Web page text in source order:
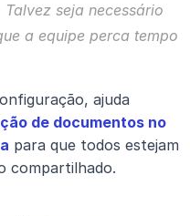
seja necessário
a equipe perca tempo
ajuda
de documentos no
para que todos estejam
compartilhado.